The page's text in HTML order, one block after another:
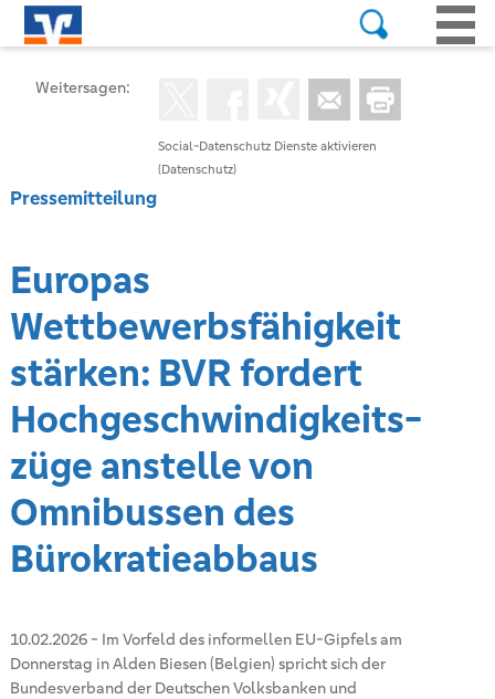
Social-Datenschutz Dienste aktivieren
(Datenschutz)
Weitersagen:
Pressemitteilung
Europas
Wettbewerbsfähigkeit
stärken: BVR fordert
Hochgeschwindigkeits-
züge anstelle von
Omnibussen des
Bürokratieabbaus
10.02.2026- Im Vorfeld des informellen EU-Gipfels am
Donnerstag in Alden Biesen (Belgien) spricht sich der
Bundesverband der Deutschen Volksbanken und